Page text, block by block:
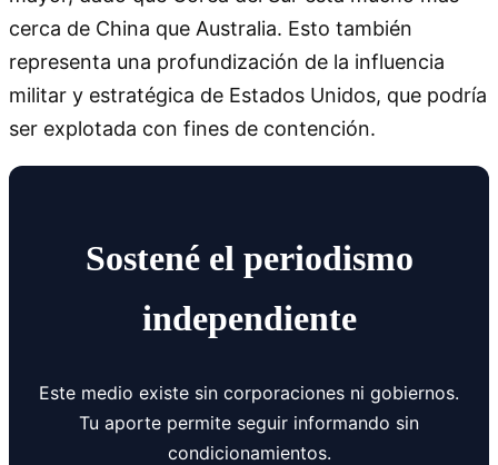
cerca de China que Australia. Esto también
representa una profundización de la influencia
militar y estratégica de Estados Unidos, que podría
ser explotada con fines de contención.
Sostené el periodismo
independiente
Este medio existe sin corporaciones ni gobiernos.
Tu aporte permite seguir informando sin
condicionamientos.